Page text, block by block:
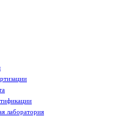
лаборатория